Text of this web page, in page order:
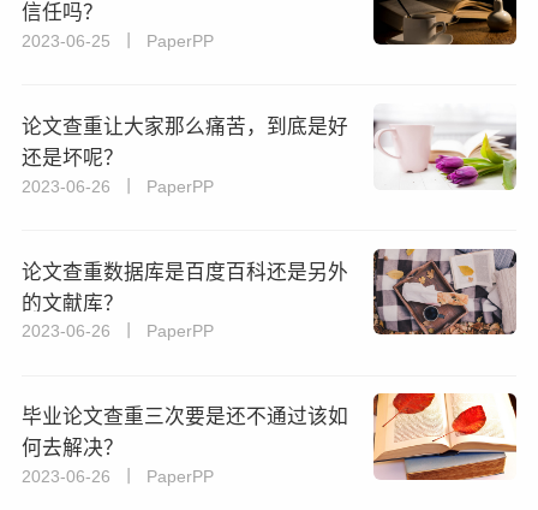
信任吗？
2023-06-25 丨 PaperPP
论文查重让大家那么痛苦，到底是好
还是坏呢？
2023-06-26 丨 PaperPP
论文查重数据库是百度百科还是另外
的文献库？
2023-06-26 丨 PaperPP
毕业论文查重三次要是还不通过该如
何去解决？
2023-06-26 丨 PaperPP